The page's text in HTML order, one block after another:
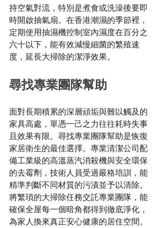
持空氣對流，特別是煮食或洗澡後要即
時開啟抽氣扇。在香港潮濕的季節裡，
定期使用抽濕機控制室內濕度在百分之
六十以下，能有效減慢細菌的繁殖速
度，延長大掃除的潔淨效果。
尋找專業團隊幫助
面對長期積累的深層頑垢與難以觸及的
家具高處，單憑一己之力往往耗時失事
且效果有限。尋找專業團隊幫助是恢復
家居衛生的最佳選擇。專業清潔公司配
備工業級的高溫蒸汽消殺機與安全環保
的去霉劑，技術人員受過嚴格培訓，能
精準判斷不同材質的污漬並予以清除。
將繁瑣的大掃除任務交託專業團隊，能
確保全屋每一個暗角都得到徹底淨化，
為家人換來真正安心健康的居住空間。